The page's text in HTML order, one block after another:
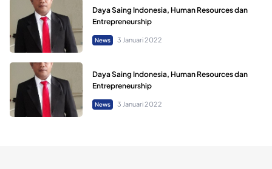
Daya Saing Indonesia, Human Resources dan
Entrepreneurship
News 3 Januari 2022
Daya Saing Indonesia, Human Resources dan
Entrepreneurship
News 3 Januari 2022